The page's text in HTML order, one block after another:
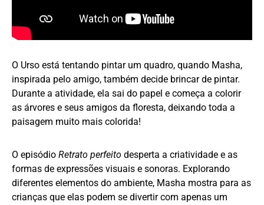
O Urso está tentando pintar um quadro, quando Masha,
inspirada pelo amigo, também decide brincar de pintar.
Durante a atividade, ela sai do papel e começa a colorir
as árvores e seus amigos da floresta, deixando toda a
paisagem muito mais colorida!
O episódio Retrato perfeito desperta a criatividade e as
formas de expressões visuais e sonoras. Explorando
diferentes elementos do ambiente, Masha mostra para as
crianças que elas podem se divertir com apenas um